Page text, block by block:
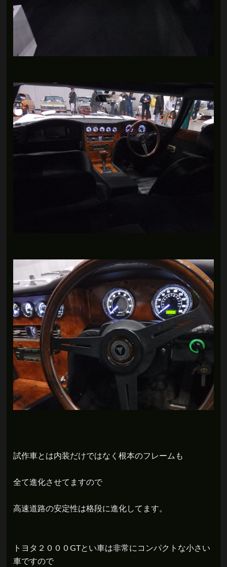
試作車とは内装だけではなく根本のフレームも
全て進化させてますので
高速道路の安定性は格段に進化してます。
トヨタ２０００GTとい車は非常にコンパクトな小さい
車ですので